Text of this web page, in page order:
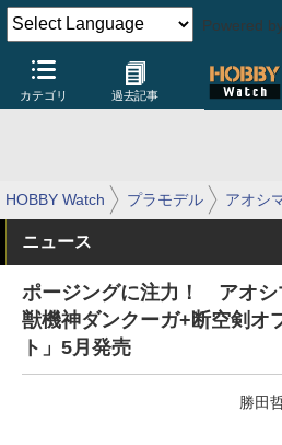
Powered
カテゴリ 過去記事
HOBBY Watch プラモデル アオシ
ニュース
ポージングに注力！ アオシ
獣機神ダンクーガ+断空剣オ
ト」5月発売
勝田